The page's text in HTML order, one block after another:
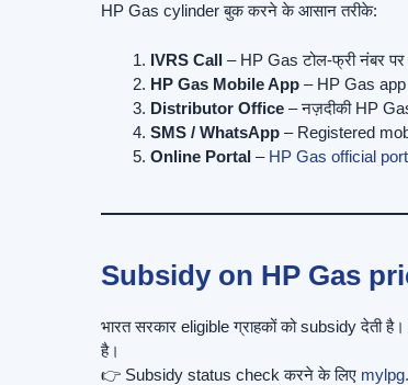
HP Gas cylinder बुक करने के आसान तरीके:
IVRS Call – HP Gas टोल-फ्री नंबर
HP Gas Mobile App – HP Gas app
Distributor Office – नज़दीकी HP
SMS / WhatsApp – Registered
Online Portal – HP Gas official
Subsidy on HP Gas
भारत सरकार eligible ग्राहकों को subsidy देती
है।
👉 Subsidy status check करने के लिए